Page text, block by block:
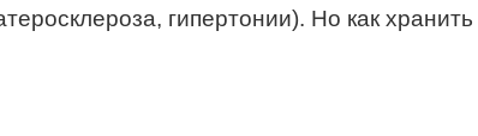
гипертонии). Но как